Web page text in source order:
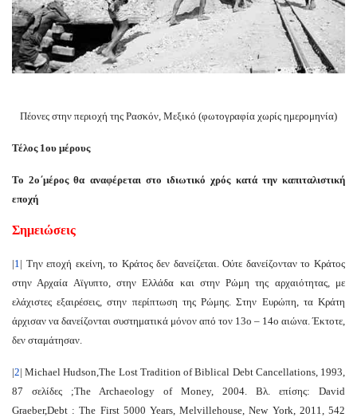
Πέονες στην περιοχή της Ρασκόν, Μεξικό (φωτογραφία χωρίς ημερομηνία)
Τέλος 1ου μέρους
Το 2ο΄μέρος θα αναφέρεται στο ιδιωτικό χρός κατά την καπιταλιστική
εποχή
Σημειώσεις
|1 | Την εποχή εκείνη, το Κράτος δεν δανείζεται. Ούτε δανείζονταν το Κράτος
στην Αρχαία Αϊγυπτο, στην Ελλάδα και στην Ρώμη της αρχαιότητας, με
ελάχιστες εξαιρέσεις, στην περίπτωση της Ρώμης. Στην Ευρώπη, τα Κράτη
άρχισαν να δανείζονται συστηματικά μόνον από τον 13ο – 14ο αιώνα. Έκτοτε,
δεν σταμάτησαν.
|2| Michael Hudson,The Lost Tradition of Biblical Debt Cancellations, 1993,
87 σελίδες ;The Archaeology of Money, 2004. Βλ. επίσης:
David
Graeber,Debt : The First 5000 Years , Melvillehouse, New York, 2011, 542